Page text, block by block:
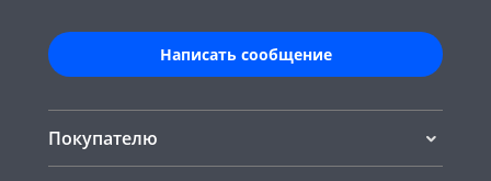
Написать сообщение
Покупателю